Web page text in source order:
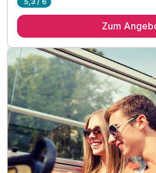
2 x reichhaltiges Frühstück vom
inkl. Kinder bis 5 Jahren kostenfrei*
inkl. W-LAN Nutzung im Hotel &
Zum